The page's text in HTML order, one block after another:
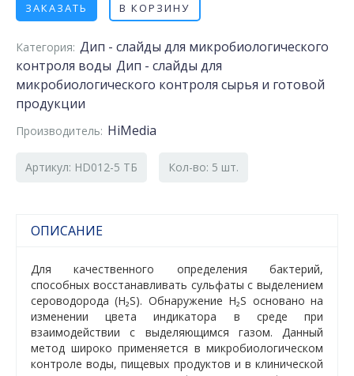
ЗАКАЗАТЬ В КОРЗИНУ
Категория: Дип - слайды для микробиологического
контроля воды Дип - слайды для
микробиологического контроля сырья и готовой
продукции
Производитель: HiMedia
Артикул: HD012-5 ТБ Кол-во: 5 шт.
ОПИСАНИЕ
Для качественного определения бактерий,
способных восстанавливать сульфаты с выделением
сероводорода (H₂S). Обнаружение H₂S основано на
изменении цвета индикатора в среде при
взаимодействии с выделяющимся газом. Данный
метод широко применяется в микробиологическом
контроле воды, пищевых продуктов и в клинической